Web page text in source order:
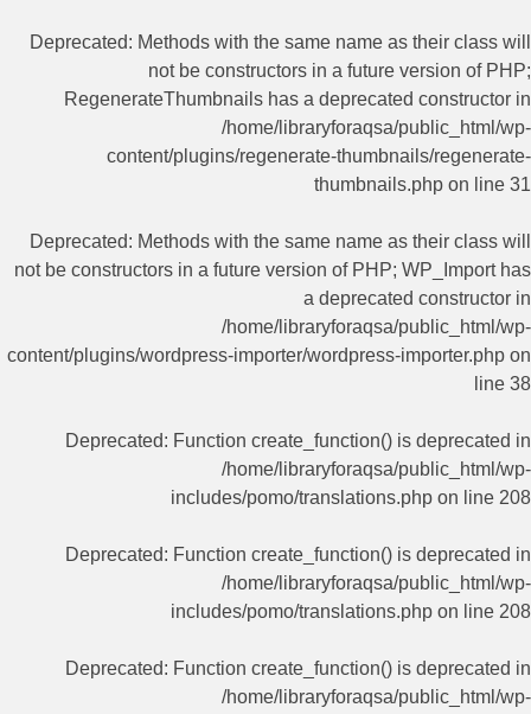
Deprecated: Methods with the same name as their class will
not be constructors in a future version of PHP;
RegenerateThumbnails has a deprecated constructor in
/home/libraryforaqsa/public_html/wp-
content/plugins/regenerate-thumbnails/regenerate-
thumbnails.php on line 31
Deprecated: Methods with the same name as their class will
not be constructors in a future version of PHP; WP_Import has
a deprecated constructor in
/home/libraryforaqsa/public_html/wp-
content/plugins/wordpress-importer/wordpress-importer.php on
line 38
Deprecated: Function create_function() is deprecated in
/home/libraryforaqsa/public_html/wp-
includes/pomo/translations.php on line 208
Deprecated: Function create_function() is deprecated in
/home/libraryforaqsa/public_html/wp-
includes/pomo/translations.php on line 208
Deprecated: Function create_function() is deprecated in
/home/libraryforaqsa/public_html/wp-